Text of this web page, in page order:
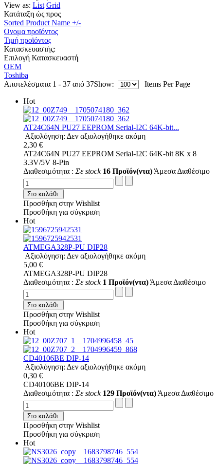
View as: List Grid
Κατάταξη ώς προς
Sorted Product Name +/-
Ονομα προϊόντος
Τιμή προϊόντος
Κατασκευαστής:
Επιλογή Κατασκευαστή
OEM
Toshiba
Αποτελέσματα 1 - 37 από 37Show: Items Per Page
Hot
AT24C64N PU27 EEPROM Serial-I2C 64K-bit...
Αξιολόγηση: Δεν αξιολογήθηκε ακόμη
2,30 €
AT24C64N PU27 EEPROM Serial-I2C 64K-bit 8K x 8
3.3V/5V 8-Pin
Διαθεσιμότητα : Σε stock 16 Προϊόν(ντα) Άμεσα Διαθέσιμο
Στο καλάθι
Προσθήκη στην Wishlist
Προσθήκη για σύγκριση
Hot
ATMEGA328P-PU DIP28
Αξιολόγηση: Δεν αξιολογήθηκε ακόμη
5,00 €
ATMEGA328P-PU DIP28
Διαθεσιμότητα : Σε stock 1 Προϊόν(ντα) Άμεσα Διαθέσιμο
Στο καλάθι
Προσθήκη στην Wishlist
Προσθήκη για σύγκριση
Hot
CD40106BE DIP-14
Αξιολόγηση: Δεν αξιολογήθηκε ακόμη
0,30 €
CD40106BE DIP-14
Διαθεσιμότητα : Σε stock 129 Προϊόν(ντα) Άμεσα Διαθέσιμο
Στο καλάθι
Προσθήκη στην Wishlist
Προσθήκη για σύγκριση
Hot